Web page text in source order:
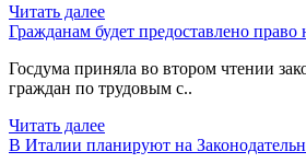
Читать далее
Гражданам будет предоставлено
Госдума приняла во втором чтении
граждан по трудовым с..
Читать далее
В Италии планируют на